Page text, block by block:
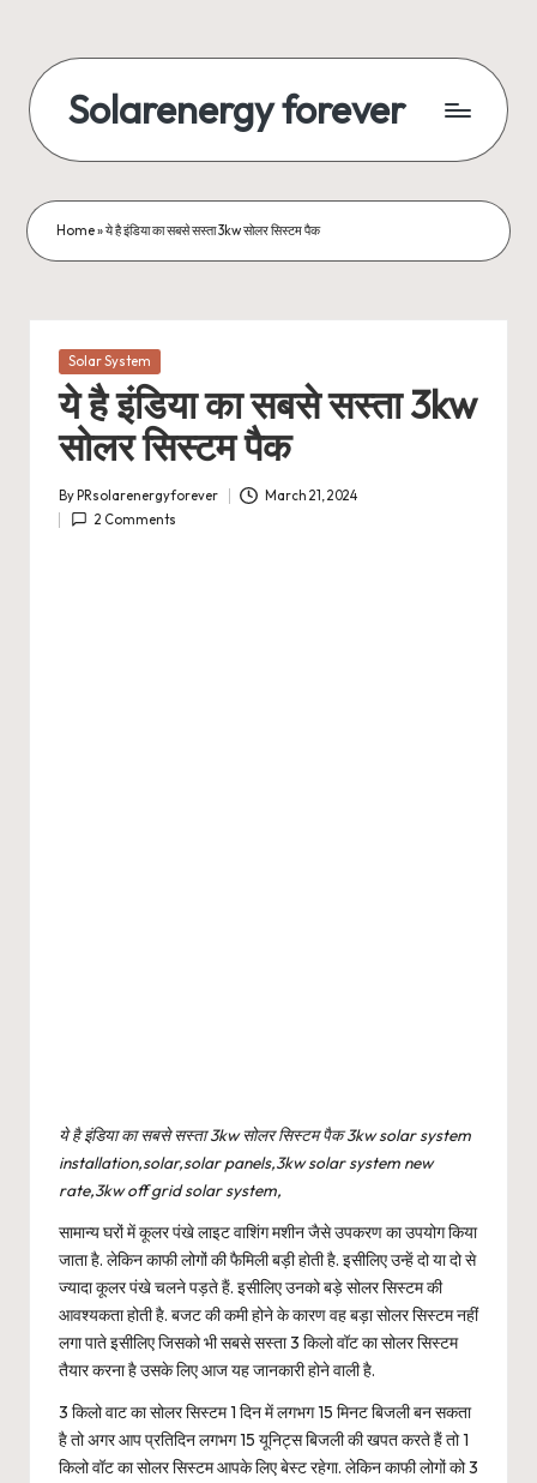
content
Solarenergy forever
बिजली
Home»ये है इंडिया का सबसे सस्ता 3kw सोलर सिस्टम पैक
Posted
in
Solar System
ये है इंडिया का सबसे सस्ता 3kw
सोलर सिस्टम पैक
Posted
by
By PRsolarenergyforever
March 21, 2024
2 Comments
ये है इंडिया का सबसे सस्ता 3kw सोलर सिस्टम पैक 3kw solar system
installation,solar,solar panels,3kw solar system new
rate,3kw off grid solar system,
सामान्य घरों में कूलर पंखे लाइट वाशिंग मशीन जैसे उपकरण का उपयोग किया
जाता है. लेकिन काफी लोगों की फैमिली बड़ी होती है. इसीलिए उन्हें दो या दो से
ज्यादा कूलर पंखे चलने पड़ते हैं. इसीलिए उनको बड़े सोलर सिस्टम की
आवश्यकता होती है. बजट की कमी होने के कारण वह बड़ा सोलर सिस्टम नहीं
लगा पाते इसीलिए जिसको भी सबसे सस्ता 3 किलो वॉट का सोलर सिस्टम
तैयार करना है उसके लिए आज यह जानकारी होने वाली है.
3 किलो वाट का सोलर सिस्टम 1 दिन में लगभग 15 मिनट बिजली बन सकता
है तो अगर आप प्रतिदिन लगभग 15 यूनिट्स बिजली की खपत करते हैं तो 1
किलो वॉट का सोलर सिस्टम आपके लिए बेस्ट रहेगा. लेकिन काफी लोगों को 3